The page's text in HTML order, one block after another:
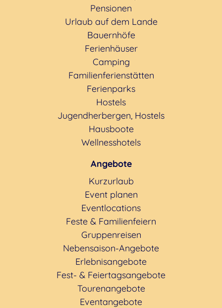
Pensionen
Urlaub auf dem Lande
Bauernhöfe
Ferienhäuser
Camping
Familienferienstätten
Ferienparks
Hostels
Jugendherbergen, Hostels
Hausboote
Wellnesshotels
Angebote
Kurzurlaub
Event planen
Eventlocations
Feste & Familienfeiern
Gruppenreisen
Nebensaison-Angebote
Erlebnisangebote
Fest- & Feiertagsangebote
Tourenangebote
Eventangebote